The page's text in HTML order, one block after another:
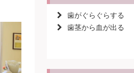
歯がぐらぐらする
歯茎から血が出る